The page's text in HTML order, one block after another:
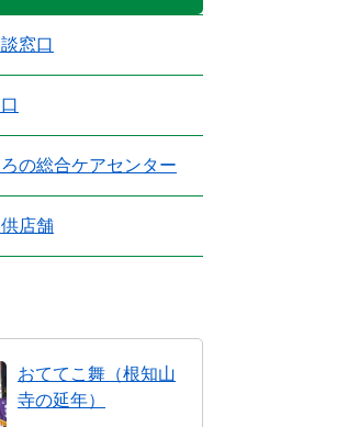
窓口
の総合ケアセンター
店舗
おててこ舞（根知山
寺の延年）